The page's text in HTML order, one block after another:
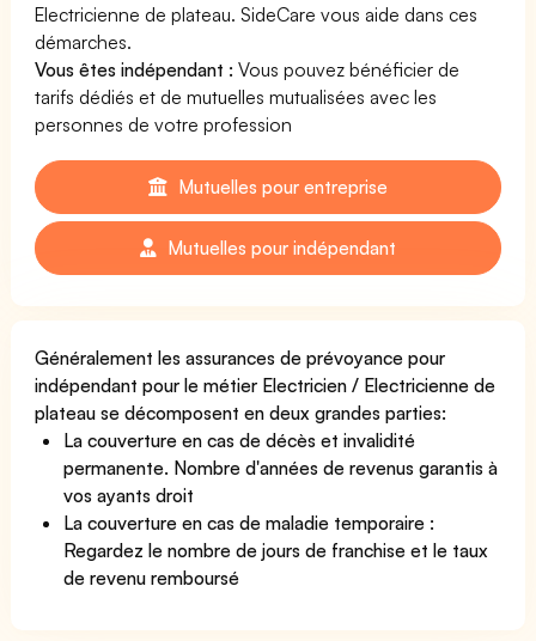
Electricienne de plateau. SideCare vous aide dans ces
démarches.
Vous êtes indépendant : Vous pouvez bénéficier de
tarifs dédiés et de mutuelles mutualisées avec les
personnes de votre profession
Mutuelles pour entreprise
Mutuelles pour indépendant
Généralement les assurances de prévoyance pour
indépendant pour le métier Electricien / Electricienne de
plateau se décomposent en deux grandes parties:
La couverture en cas de décès et invalidité
permanente. Nombre d'années de revenus garantis à
vos ayants droit
La couverture en cas de maladie temporaire :
Regardez le nombre de jours de franchise et le taux
de revenu remboursé